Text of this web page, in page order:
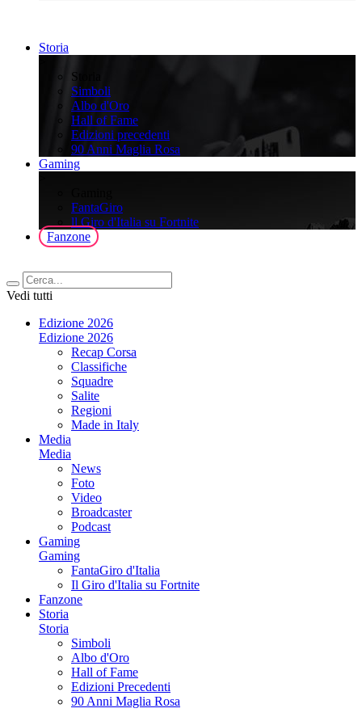
Storia
Storia
Simboli
Albo d'Oro
Hall of Fame
Edizioni precedenti
90 Anni Maglia Rosa
Gaming
FantaGiro
ll Giro d'Italia su Fortnite
Fanzone
Vedi tutti
Edizione 2026
Edizione 2026
Recap Corsa
Classifiche
Squadre
Salite
Regioni
Made in Italy
Media
Media
News
Foto
Video
Broadcaster
Podcast
Gaming
Gaming
FantaGiro d'Italia
Il Giro d'Italia su Fortnite
Fanzone
Storia
Storia
Simboli
Albo d'Oro
Hall of Fame
Edizioni Precedenti
90 Anni Maglia Rosa